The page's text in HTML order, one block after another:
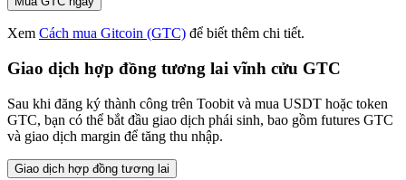
Xem Cách mua Gitcoin (GTC) để biết thêm chi tiết.
Giao dịch hợp đồng tương lai vĩnh cửu GTC
Sau khi đăng ký thành công trên Toobit và mua USDT hoặc token
GTC, bạn có thể bắt đầu giao dịch phái sinh, bao gồm futures GTC
và giao dịch margin để tăng thu nhập.
Giao dịch hợp đồng tương lai